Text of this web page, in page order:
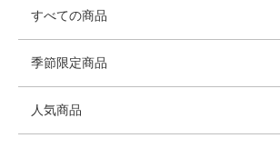
すべての商品
季節限定商品
人気商品